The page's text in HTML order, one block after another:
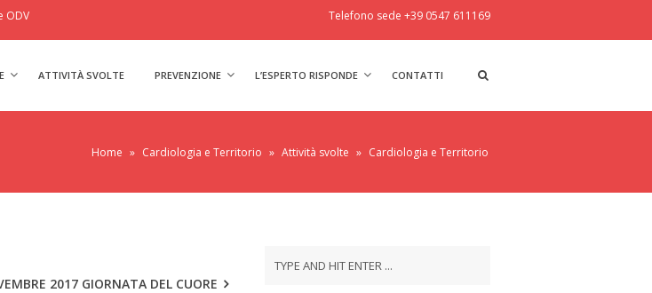
ODV Telefono sede +39 0547 611169
ATTIVITÀ SVOLTE PREVENZIONE L’ESPERTO RISPONDE CONTATTI
Home » Cardiologia e Territorio » Attività svolte » Cardiologia e Territorio
2017 GIORNATA DEL CUORE